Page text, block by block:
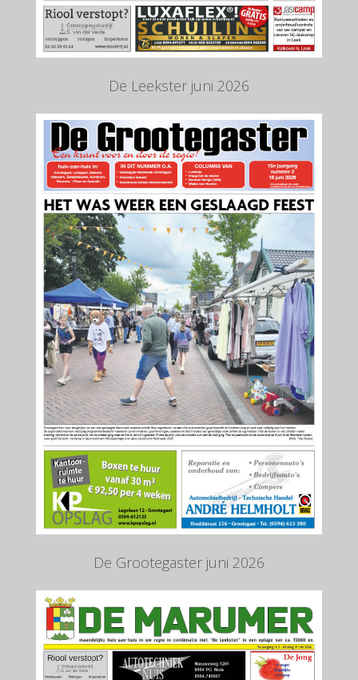
De Leekster juni 2026
De Grootegaster juni 2026